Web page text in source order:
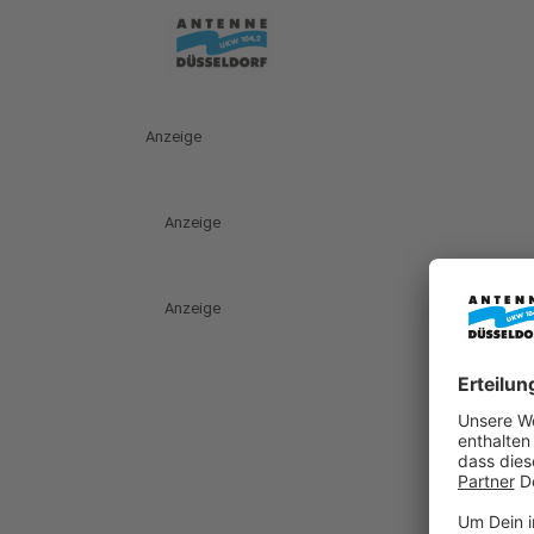
Anzeige
Anzeige
Anzeige